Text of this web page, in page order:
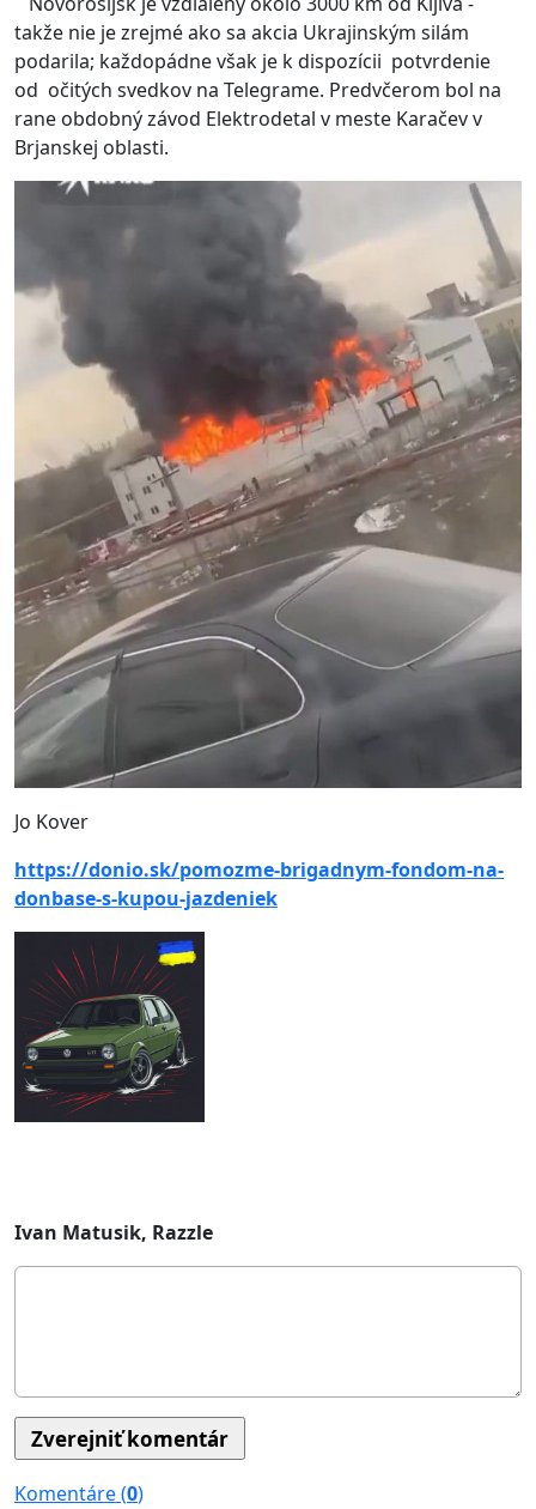
takže nie je zrejmé ako sa akcia Ukrajinským silám
podarila; každopádne však je k dispozícii potvrdenie
od očitých svedkov na Telegrame. Predvčerom bol na
rane obdobný závod Elektrodetal v meste Karačev v
Brjanskej oblasti.
Jo Kover
https://donio.sk/pomozme-brigadnym-fondom-na-
donbase-s-kupou-jazdeniek
Ivan Matusik, Razzle
Komentáre (0)